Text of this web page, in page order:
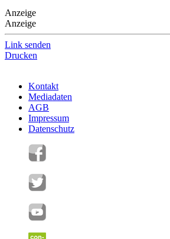
Anzeige
Anzeige
Link senden
Drucken
Kontakt
Mediadaten
AGB
Impressum
Datenschutz